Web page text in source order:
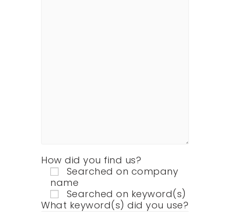
How did you find us?
Searched on company
name
Searched on keyword(s)
What keyword(s) did you use?